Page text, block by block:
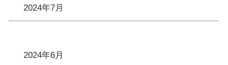
2024年7月
2024年6月